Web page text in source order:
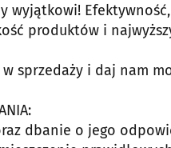
wyjątkowi!
produktów i
sprzedaży i daj nam
dbanie o jego